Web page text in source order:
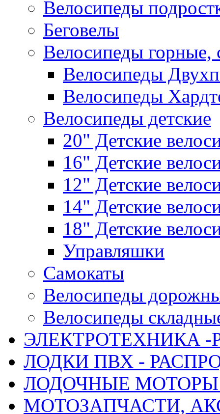
Велосипеды
Беговелы
Велосипеды горные,
Велосипеды
Велосипеды
Велосипеды детские
20" Детские
16" Детские
12" Детские
14" Детские
18" Детские
Управляшки
Самокаты
Велосипеды
Велосипеды
ЭЛЕКТРОТЕХНИКА
ЛОДКИ ПВХ -
ЛОДОЧНЫЕ
МОТОЗАПЧАСТИ,